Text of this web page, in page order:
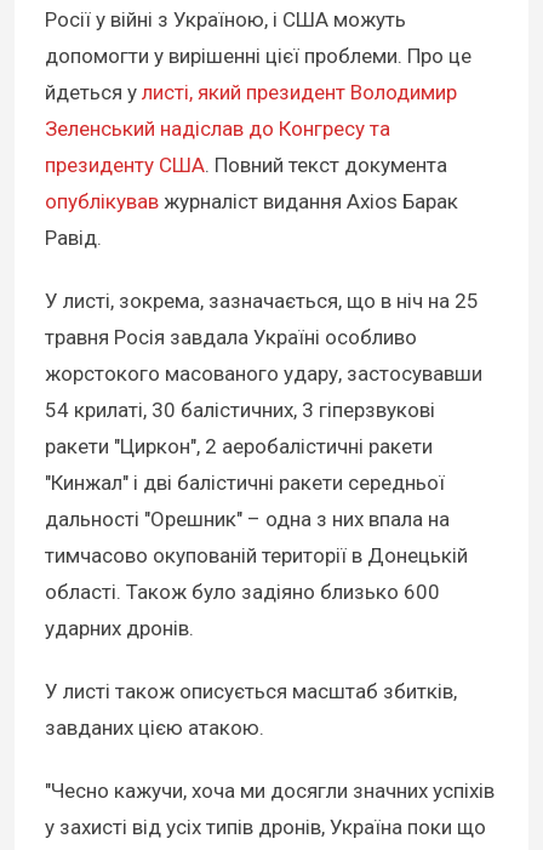
Росії у війні з Україною, і США можуть
допомогти у вирішенні цієї проблеми. Про це
йдеться у листі, який президент Володимир
Зеленський надіслав до Конгресу та
президенту США. Повний текст документа
опублікував журналіст видання Axios Барак
Равід.
У листі, зокрема, зазначається, що в ніч на 25
травня Росія завдала Україні особливо
жорстокого масованого удару, застосувавши
54 крилаті, 30 балістичних, 3 гіперзвукові
ракети "Циркон", 2 аеробалістичні ракети
"Кинжал" і дві балістичні ракети середньої
дальності "Орешник" – одна з них впала на
тимчасово окупованій території в Донецькій
області. Також було задіяно близько 600
ударних дронів.
У листі також описується масштаб збитків,
завданих цією атакою.
"Чесно кажучи, хоча ми досягли значних успіхів
у захисті від усіх типів дронів, Україна поки що